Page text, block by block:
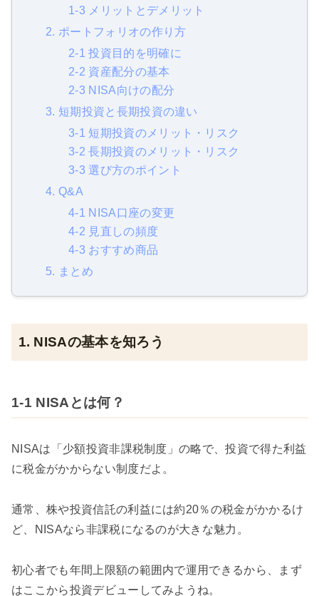
1-3 メリットとデメリット
2. ポートフォリオの作り方
2-1 投資目的を明確に
2-2 資産配分の基本
2-3 NISA向けの配分
3. 短期投資と長期投資の違い
3-1 短期投資のメリット・リスク
3-2 長期投資のメリット・リスク
3-3 選び方のポイント
4. Q&A
4-1 NISA口座の変更
4-2 見直しの頻度
4-3 おすすめ商品
5. まとめ
1. NISAの基本を知ろう
1-1 NISAとは何？
NISAは「少額投資非課税制度」の略で、投資で得た利益
に税金がかからない制度だよ。
通常、株や投資信託の利益には約20％の税金がかかるけ
ど、NISAなら非課税になるのが大きな魅力。
初心者でも年間上限額の範囲内で運用できるから、まず
はここから投資デビューしてみようね。